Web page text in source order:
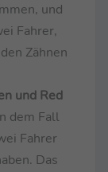
und
Fahrer,
Zähnen
und Red
dem Fall
Fahrer
Das